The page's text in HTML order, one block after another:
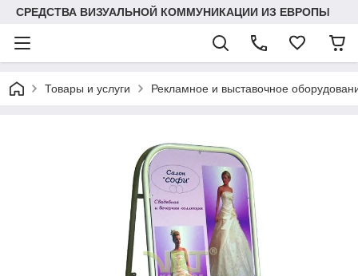
СРЕДСТВА ВИЗУАЛЬНОЙ КОММУНИКАЦИИ ИЗ ЕВРОПЫ
Товары и услуги Рекламное и выставочное